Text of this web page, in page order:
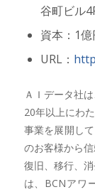
谷町ビル
資本：1億
URL：
ＡＩデータ社
20年以上にわ
事業を展開し
のお客様から
復旧、移行、
は、BCNアワ